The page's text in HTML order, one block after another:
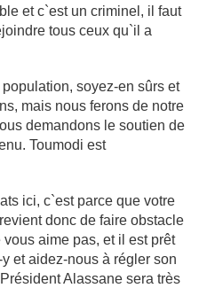
et c`est un criminel, il faut
tous ceux qu`il a
soyez-en sûrs et
mais nous ferons de notre
demandons le soutien de
Toumodi est
ici, c`est parce que votre
donc de faire obstacle
vous aime pas, et il est prêt
et aidez-nous à régler son
Alassane sera très